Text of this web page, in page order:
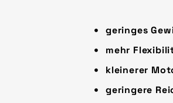
geringes
mehr
kleinerer
geringere